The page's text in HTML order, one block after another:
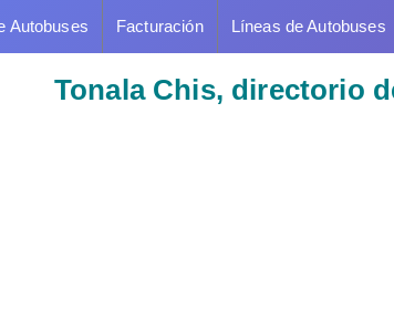
Autobuses Facturación Líneas de Autobuses
Tonala Chis, directorio